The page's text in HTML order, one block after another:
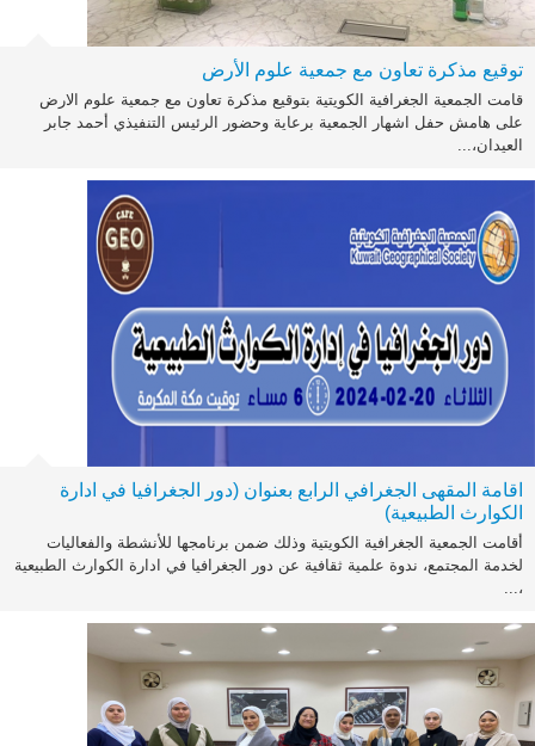
توقيع مذكرة تعاون مع جمعية علوم الأرض
قامت الجمعية الجغرافية الكويتية بتوقيع مذكرة تعاون مع جمعية علوم الارض
على هامش حفل اشهار الجمعية برعاية وحضور الرئيس التنفيذي أحمد جابر
العيدان،...
اقامة المقهى الجغرافي الرابع بعنوان (دور الجغرافيا في ادارة
الكوارث الطبيعية)
أقامت الجمعية الجغرافية الكويتية وذلك ضمن برنامجها للأنشطة والفعاليات
لخدمة المجتمع، ندوة علمية ثقافية عن دور الجغرافيا في ادارة الكوارث الطبيعية
،...